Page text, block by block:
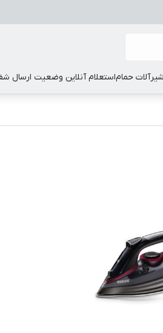
حماماستعلام آنلاین وضعیت ارسال